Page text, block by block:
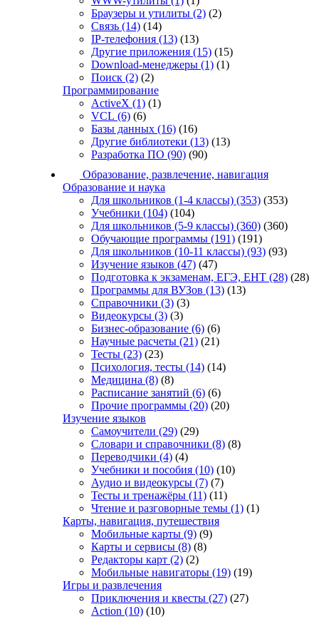
Браузеры и утилиты (2) (2)
Связь (14) (14)
IP-телефония (13) (13)
Другие приложения (15) (15)
Download-менеджеры (1) (1)
Поиск (2) (2)
Программирование
ActiveX (1) (1)
VCL (6) (6)
Базы данных (16) (16)
Другие библиотеки (13) (13)
Разработка ПО (90) (90)
Образование, развлечение, навигация
Образование и наука
Для школьников (1-4 классы) (353) (353)
Учебники (104) (104)
Для школьников (5-9 классы) (360) (360)
Обучающие программы (191) (191)
Для школьников (10-11 классы) (93) (93)
Изучение языков (47) (47)
Подготовка к экзаменам, ЕГЭ, ЕНТ (28) (28)
Программы для ВУЗов (13) (13)
Справочники (3) (3)
Видеокурсы (3) (3)
Бизнес-образование (6) (6)
Научные расчеты (21) (21)
Тесты (23) (23)
Психология, тесты (14) (14)
Медицина (8) (8)
Расписание занятий (6) (6)
Прочие программы (20) (20)
Изучение языков
Самоучители (29) (29)
Словари и справочники (8) (8)
Переводчики (4) (4)
Учебники и пособия (10) (10)
Аудио и видеокурсы (7) (7)
Тесты и тренажёры (11) (11)
Чтение и разговорные темы (1) (1)
Карты, навигация, путешествия
Мобильные карты (9) (9)
Карты и сервисы (8) (8)
Редакторы карт (2) (2)
Мобильные навигаторы (19) (19)
Игры и развлечения
Приключения и квесты (27) (27)
Action (10) (10)